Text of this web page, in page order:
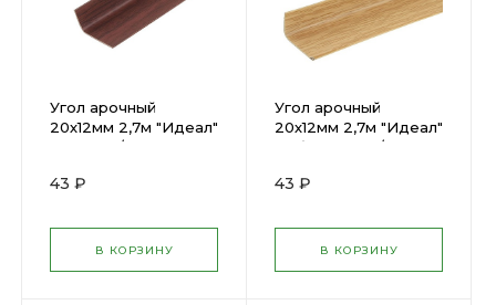
Угол арочный
20х12мм 2,7м "Идеал"
Махагон / 346
43 ₽
В КОРЗИНУ
Угол арочный
20х12мм 2,7м "Идеал"
Дуб светлый / 212
43 ₽
В КОРЗИНУ